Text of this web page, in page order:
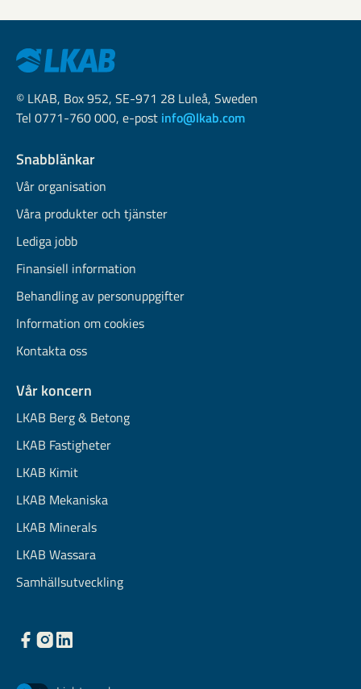
© LKAB, Box 952, SE-971 28 Luleå, Sweden
Tel 0771-760 000, e-post info@lkab.com
Snabblänkar
Vår organisation
Våra produkter och tjänster
Lediga jobb
Finansiell information
Behandling av personuppgifter
Information om cookies
Kontakta oss
Vår koncern
LKAB Berg & Betong
LKAB Fastigheter
LKAB Kimit
LKAB Mekaniska
LKAB Minerals
LKAB Wassara
Samhällsutveckling